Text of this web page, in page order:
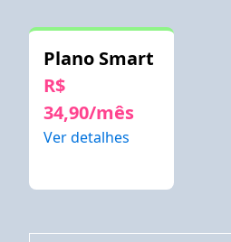
Plano Smart
R$
34,90/mês
Ver detalhes